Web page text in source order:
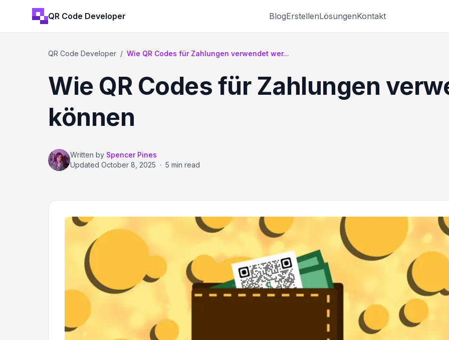
QR Code Developer BlogErstellenLösungenKontakt
QR Code Developer / Wie QR Codes für Zahlungen verwendet wer...
Wie QR Codes für Zahlungen
können
Written by Spencer Pines
Updated October 8, 2025 · 5 min read